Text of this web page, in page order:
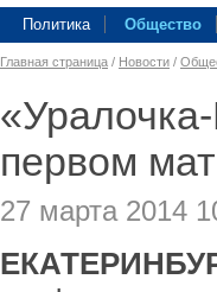
Политика Общество
Главная страница / Новости /
первом
27 марта 2014